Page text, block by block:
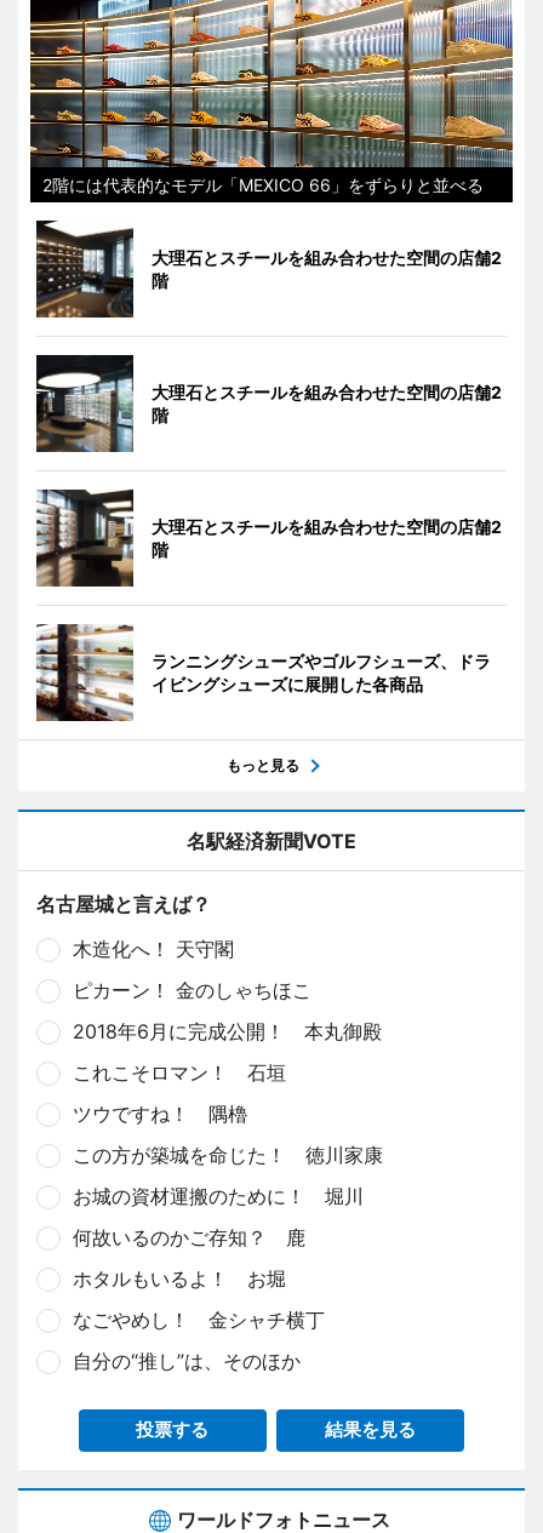
2階には代表的なモデル「MEXICO 66」をずらりと並べる
大理石とスチールを組み合わせた空間の店舗2
階
大理石とスチールを組み合わせた空間の店舗2
階
大理石とスチールを組み合わせた空間の店舗2
階
ランニングシューズやゴルフシューズ、ドラ
イビングシューズに展開した各商品
もっと見る
名駅経済新聞VOTE
名古屋城と言えば？
木造化へ！ 天守閣
ピカーン！ 金のしゃちほこ
2018年6月に完成公開！ 本丸御殿
これこそロマン！ 石垣
ツウですね！ 隅櫓
この方が築城を命じた！ 徳川家康
お城の資材運搬のために！ 堀川
何故いるのかご存知？ 鹿
ホタルもいるよ！ お堀
なごやめし！ 金シャチ横丁
自分の“推し”は、そのほか
投票する 結果を見る
ワールドフォトニュース